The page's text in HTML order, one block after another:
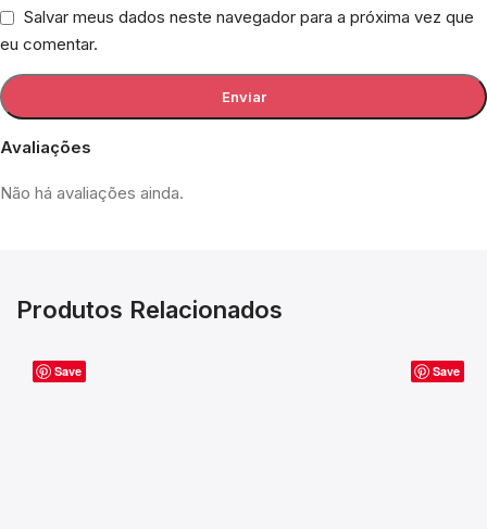
Avaliações
Não há avaliações ainda.
Salvar meus dados neste navegador para a próxima vez que
eu comentar.
Produtos Relacionados
Save Save